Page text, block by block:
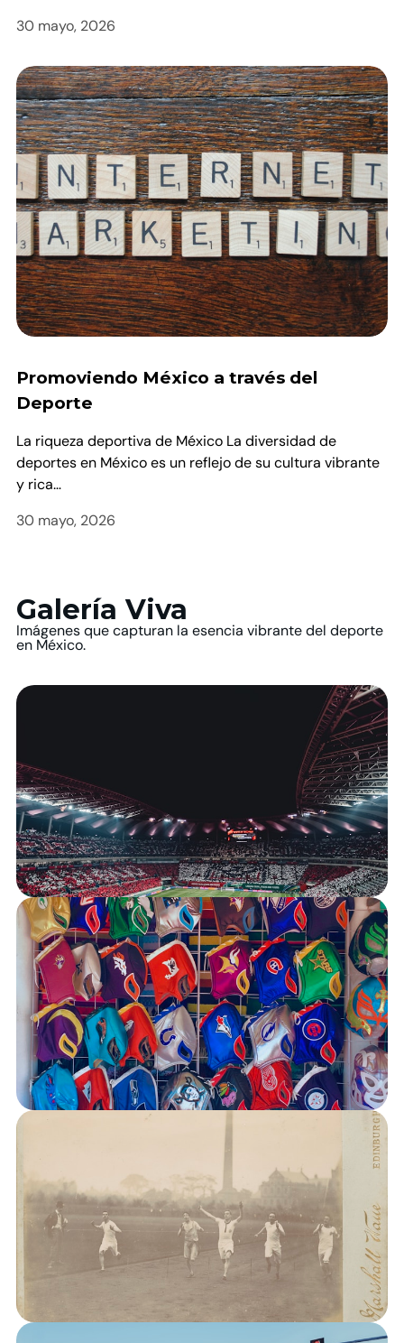
30 mayo, 2026
Promoviendo México a través del
Deporte
La riqueza deportiva de México La diversidad de
deportes en México es un reflejo de su cultura vibrante
y rica…
30 mayo, 2026
Galería Viva
Imágenes que capturan la esencia vibrante del deporte
en México.